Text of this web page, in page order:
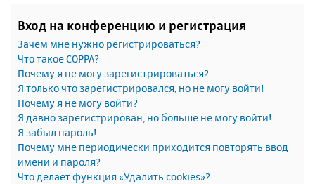
Вход на конференцию и регистрация
Зачем мне нужно регистрироваться?
Что такое COPPA?
Почему я не могу зарегистрироваться?
Я только что зарегистрировался, но не могу войти!
Почему я не могу войти?
Я давно зарегистрирован, но больше не могу войти!
Я забыл пароль!
Почему мне периодически приходится повторять ввод
имени и пароля?
Что делает функция «Удалить cookies»?